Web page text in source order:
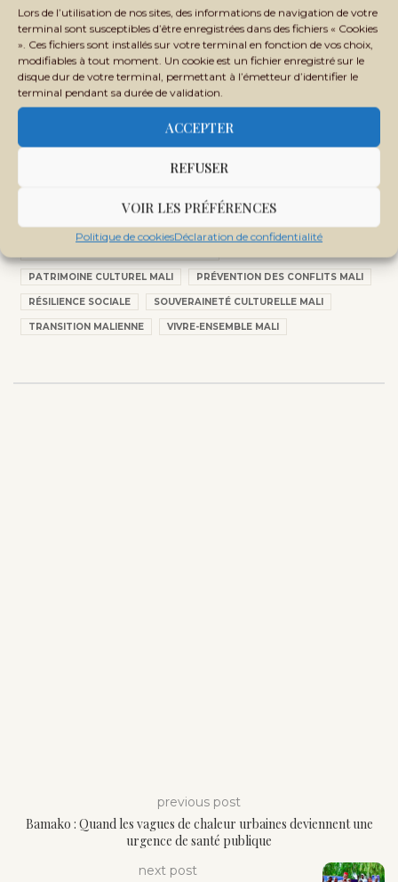
Lors de l’utilisation de nos sites, des informations de navigation de votre
terminal sont susceptibles d’être enregistrées dans des fichiers « Cookies
». Ces fichiers sont installés sur votre terminal en fonction de vos choix,
modifiables à tout moment. Un cookie est un fichier enregistré sur le
disque dur de votre terminal, permettant à l’émetteur d’identifier le
terminal pendant sa durée de validation.
ACCEPTER
REFUSER
VOIR LES PRÉFÉRENCES
Politique de cookiesDéclaration de confidentialité
s’ancre dans…
COHÉSION SOCIALE MALI
ÉDUCATION ET CULTURE MALI
JOURNÉES NATIONALES DU PATRIMOINE CULTUREL
MALI MALIDEN KURA MAMOU DAFFÉ PAIX AU MALI
PATRIMOINE CULTUREL MALI PRÉVENTION DES CONFLITS MALI
RÉSILIENCE SOCIALE SOUVERAINETÉ CULTURELLE MALI
TRANSITION MALIENNE VIVRE-ENSEMBLE MALI
previous post
Bamako : Quand les vagues de chaleur urbaines deviennent une
urgence de santé publique
next post